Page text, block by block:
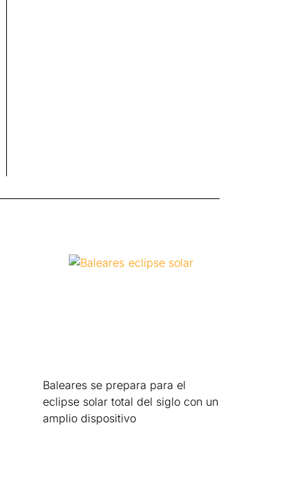
Baleares se prepara para el
eclipse solar total del siglo con un
amplio dispositivo